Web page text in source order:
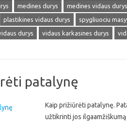
medines durys medines vidaus durys
plastikines vidaus durys spygliuociu
durys vidaus karkasines durys
patalynę
Kaip prižiūrėti patalynę.
užtikrinti jos